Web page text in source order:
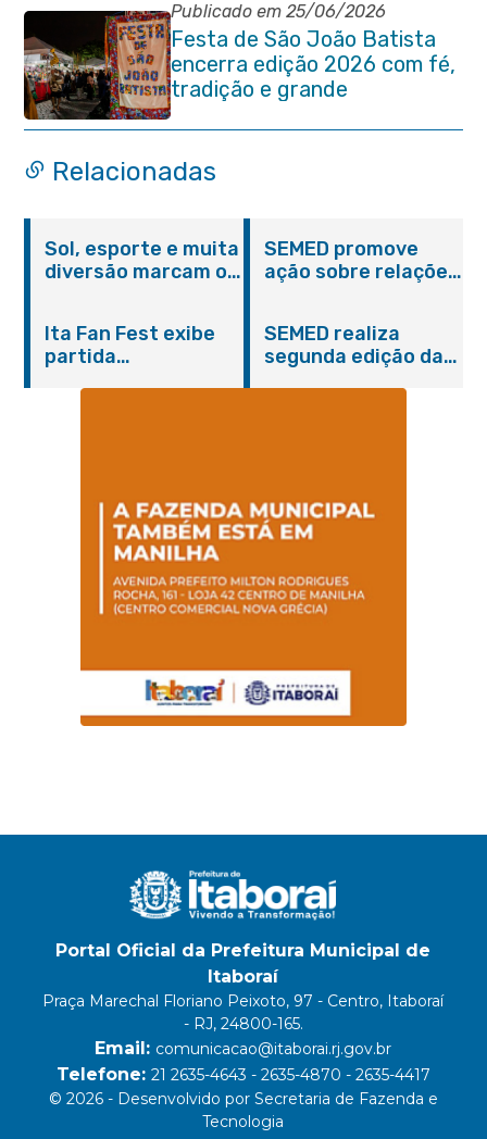
Publicado em 25/06/2026
Festa de São João Batista
encerra edição 2026 com fé,
tradição e grande
participação popular
Relacionadas
Sol, esporte e muita
diversão marcam o
Domingo no Parque
Paleontológico
SEMED promove
ação sobre relações
Ita Fan Fest exibe
partida
SEMED realiza
segunda edição da
Portal Oficial da Prefeitura Municipal de
Itaboraí
Praça Marechal Floriano Peixoto, 97 - Centro, Itaboraí
- RJ, 24800-165.
Email: comunicacao@itaborai.rj.gov.br
Telefone: 21 2635-4643 - 2635-4870 - 2635-4417
© 2026 - Desenvolvido por Secretaria de Fazenda e
Tecnologia